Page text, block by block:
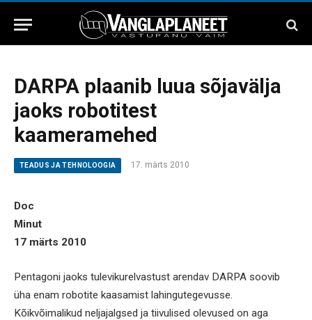
DARPA plaanib luua sõjavälja
jaoks robotitest
kaameramehed
TEADUS JA TEHNOLOOGIA 17. märts 2010
Doc
Minut
17 märts 2010
Pentagoni jaoks tulevikurelvastust arendav DARPA soovib
üha enam robotite kaasamist lahingutegevusse.
Kõikvõimalikud neljajalgsed ja tiivulised olevused on aga